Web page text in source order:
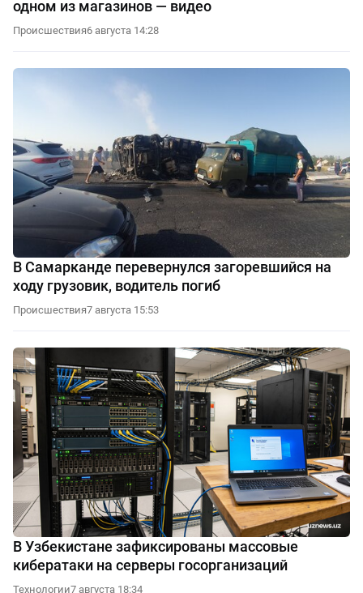
одном из магазинов — видео
Происшествия6 августа 14:28
В Самарканде перевернулся загоревшийся на
ходу грузовик, водитель погиб
Происшествия7 августа 15:53
В Узбекистане зафиксированы массовые
кибератаки на серверы госорганизаций
Технологии7 августа 18:34